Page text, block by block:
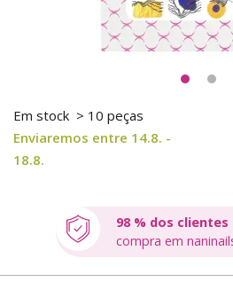
Em stock > 10 peças
Enviaremos entre 14.8. -
18.8.
98 % dos
compra em